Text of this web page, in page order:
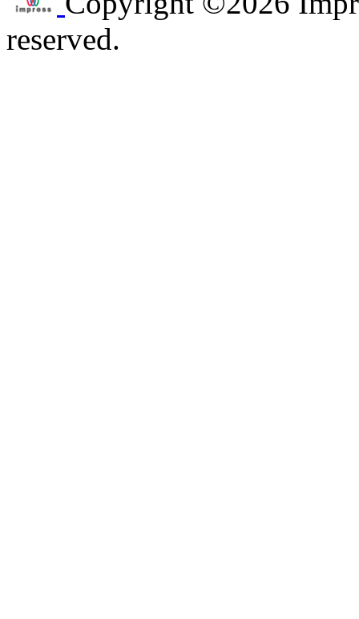
reserved.